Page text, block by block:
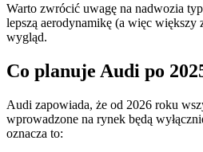
Warto zwrócić uwagę na nadwozia
lepszą aerodynamikę (a więc większy
wygląd.
Co planuje Audi po
Audi zapowiada, że od 2026 roku
wprowadzone na rynek będą
oznacza to: